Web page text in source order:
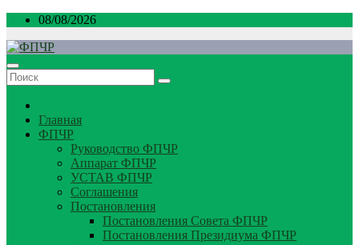
Перейти
содержимому
08/08/2026
Главная
ФПЧР
Руководство ФПЧР
Аппарат ФПЧР
УСТАВ ФПЧР
Соглашения
Постановления
Постановления Совета ФПЧР
Постановления Президиума ФПЧР